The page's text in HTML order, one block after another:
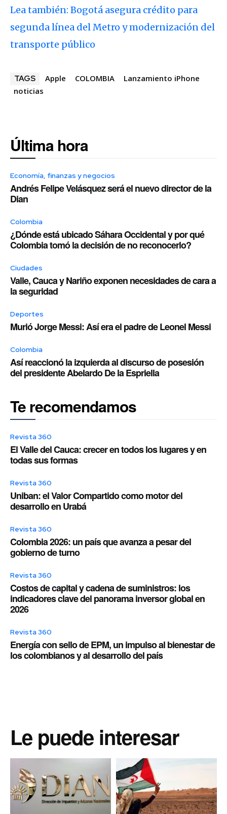
Lea también: Bogotá asegura crédito para
segunda línea del Metro y modernización del
transporte público
TAGS Apple COLOMBIA
Lanzamiento iPhone
noticias
Última hora
Economía, finanzas y negocios
Andrés Felipe Velásquez será el nuevo director de la
Dian
Colombia
¿Dónde está ubicado Sáhara Occidental y por qué
Colombia tomó la decisión de no reconocerlo?
Ciudades
Valle, Cauca y Nariño exponen necesidades de cara a
la seguridad
Deportes
Murió Jorge Messi: Así era el padre de Leonel Messi
Colombia
Así reaccionó la izquierda al discurso de posesión
del presidente Abelardo De la Espriella
Te recomendamos
Revista 360
El Valle del Cauca: crecer en todos los lugares y en
todas sus formas
Revista 360
Uniban: el Valor Compartido como motor del
desarrollo en Urabá
Revista 360
Colombia 2026: un país que avanza a pesar del
gobierno de turno
Revista 360
Costos de capital y cadena de suministros: los
indicadores clave del panorama inversor global en
2026
Revista 360
Energía con sello de EPM, un impulso al bienestar de
los colombianos y al desarrollo del país
Le puede interesar